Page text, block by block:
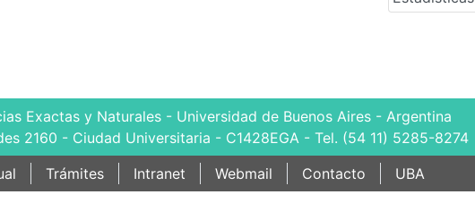
Exactas y Naturales - Universidad de Buenos Aires - Argentina
2160 - Ciudad Universitaria - C1428EGA - Tel. (54 11) 5285-8274
Trámites Intranet Webmail Contacto UBA